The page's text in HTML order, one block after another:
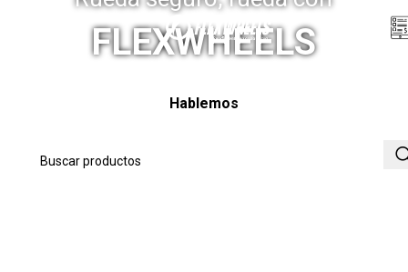
FLEXWHEELS
Hablemos